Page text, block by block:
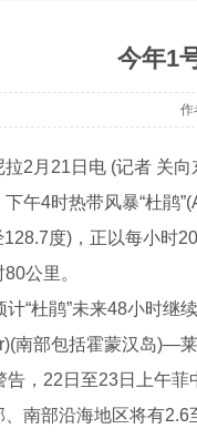
今年1
作
月21日电 (记者 关向
午4时热带风暴“杜鹃
度)，正以每小时
公里。
杜鹃”未来48小时继
南部包括霍蒙汉岛)—莱
22日至23日上午菲
南部沿海地区将有